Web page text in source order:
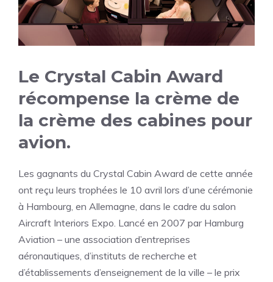
Le Crystal Cabin Award
récompense la crème de
la crème des cabines pour
avion.
Les gagnants du Crystal Cabin Award de cette année
ont reçu leurs trophées le 10 avril lors d’une cérémonie
à Hambourg, en Allemagne, dans le cadre du salon
Aircraft Interiors Expo. Lancé en 2007 par Hamburg
Aviation – une association d’entreprises
aéronautiques, d’instituts de recherche et
d’établissements d’enseignement de la ville – le prix